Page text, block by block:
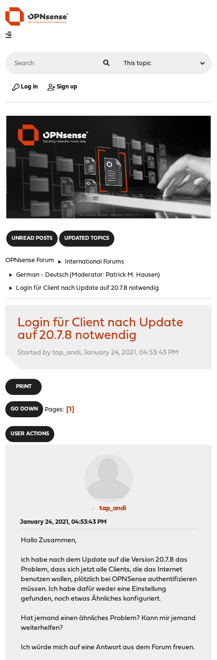
Log in Sign up
UNREAD POSTS UPDATED TOPICS
OPNsense Forum ► International Forums
► German - Deutsch (Moderator: Patrick M. Hausen)
► Login für Client nach Update auf 20.7.8 notwendig
Login für Client nach Update
auf 20.7.8 notwendig
Started by tap_andi, January 24, 2021, 04:53:43 PM
PRINT
GO DOWN Pages 1
USER ACTIONS
tap_andi
January 24, 2021, 04:53:43 PM
Hallo Zusammen,
ich habe nach dem Update auf die Version 20.7.8 das
Problem, dass sich jetzt alle Clients, die das Internet
benutzen wollen, plötzlich bei OPNSense authentifizieren
müssen. Ich habe dafür weder eine Einstellung
gefunden, noch etwas Ähnliches konfiguriert.
Hat jemand einen ähnliches Problem? Kann mir jemand
weiterhelfen?
Ich würde mich auf eine Antwort aus dem Forum freuen.